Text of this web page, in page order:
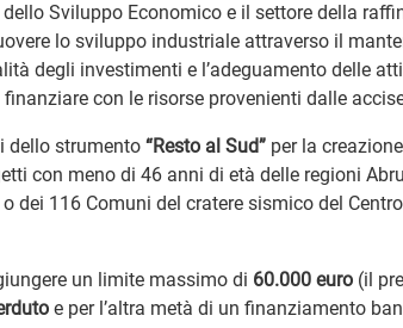
Sviluppo Economico e il settore della
lo sviluppo industriale attraverso il
degli investimenti e l’adeguamento delle
con le risorse provenienti dalle accise
dello strumento “Resto al Sud” per la
con meno di 46 anni di età delle regioni
dei 116 Comuni del cratere sismico del
un limite massimo di 60.000 euro (il
e per l’altra metà di un finanziamento